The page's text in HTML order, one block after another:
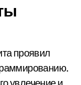
проявил